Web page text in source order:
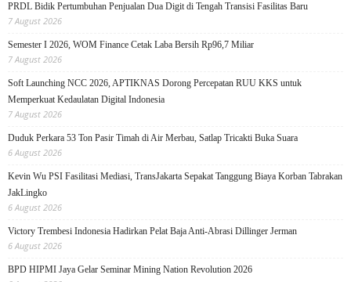
PRDL Bidik Pertumbuhan Penjualan Dua Digit di Tengah Transisi Fasilitas Baru
7 August 2026
Semester I 2026, WOM Finance Cetak Laba Bersih Rp96,7 Miliar
7 August 2026
Soft Launching NCC 2026, APTIKNAS Dorong Percepatan RUU KKS untuk
Memperkuat Kedaulatan Digital Indonesia
7 August 2026
Duduk Perkara 53 Ton Pasir Timah di Air Merbau, Satlap Tricakti Buka Suara
6 August 2026
Kevin Wu PSI Fasilitasi Mediasi, TransJakarta Sepakat Tanggung Biaya Korban Tabrakan
JakLingko
6 August 2026
Victory Trembesi Indonesia Hadirkan Pelat Baja Anti-Abrasi Dillinger Jerman
6 August 2026
BPD HIPMI Jaya Gelar Seminar Mining Nation Revolution 2026